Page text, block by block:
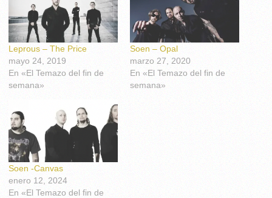
Leprous – The Price
mayo 24, 2019
En «El Temazo del fin de
semana»
Soen – Opal
marzo 27, 2020
En «El Temazo del fin de
semana»
Soen -Canvas
enero 12, 2024
En «El Temazo del fin de